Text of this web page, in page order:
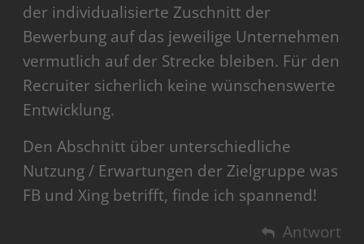
der individualisierte Zuschnitt der
Bewerbung auf das jeweilige Unternehmen
vermutlich auf der Strecke bleiben. Für den
Recruiter sicherlich keine wünschenswerte
Entwicklung.
Den Abschnitt über unterschiedliche
Nutzung / Erwartungen der Zielgruppe was
FB und Xing betrifft, finde ich spannend!
Antwort